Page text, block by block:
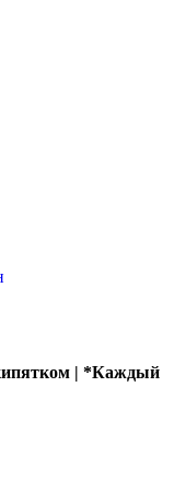
| *Каждый